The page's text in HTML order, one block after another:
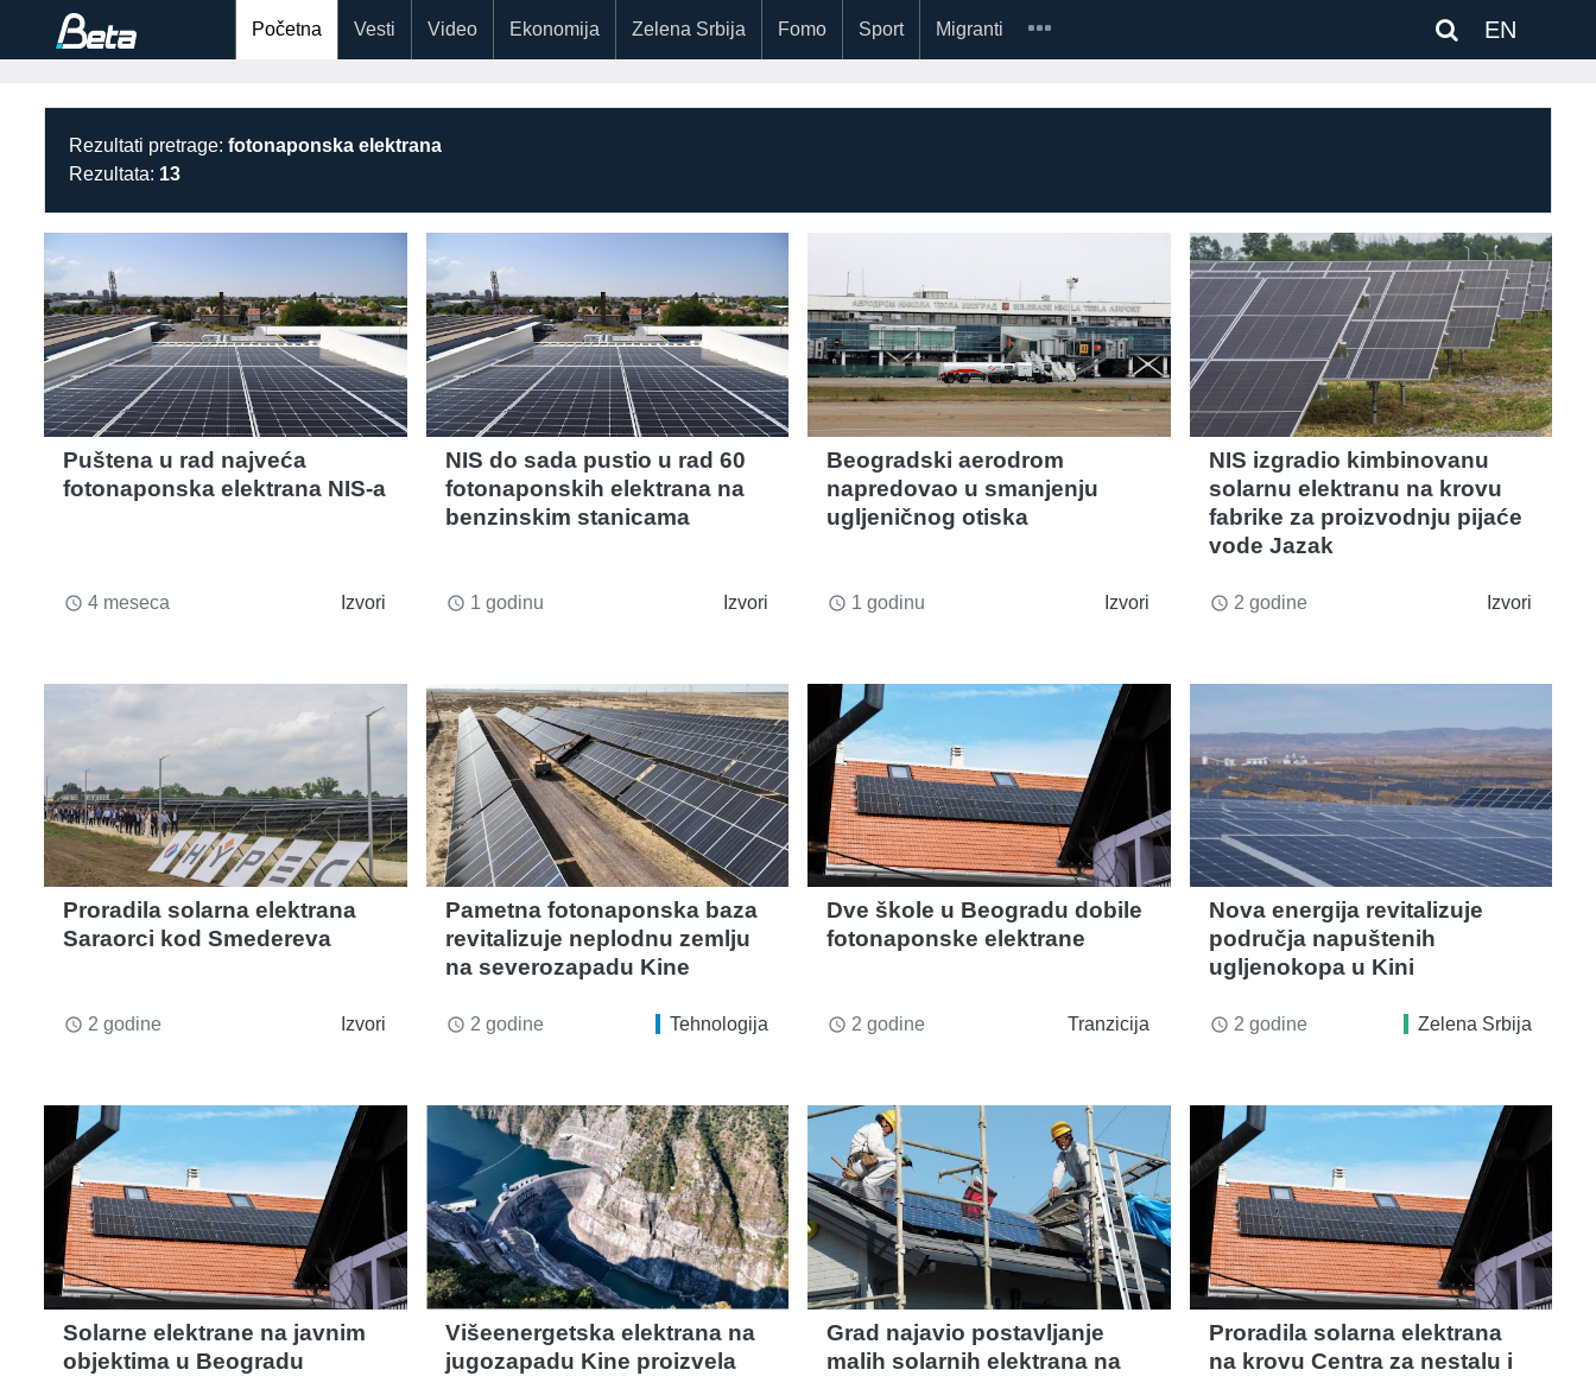
EN
Početna Vesti Video Ekonomija Zelena Srbija Fomo Sport Migranti
Rezultati pretrage: fotonaponska elektrana
Rezultata: 13
Puštena u rad najveća
fotonaponska elektrana NIS-a
access_time 4 meseca Izvori
NIS do sada pustio u rad 60
fotonaponskih elektrana na
benzinskim stanicama
access_time 1 godinu Izvori
Beogradski aerodrom
napredovao u smanjenju
ugljeničnog otiska
access_time 1 godinu Izvori
NIS izgradio kimbinovanu
solarnu elektranu na krovu
fabrike za proizvodnju pijaće
vode Jazak
access_time 2 godine Izvori
Proradila solarna elektrana
Saraorci kod Smedereva
access_time 2 godine Izvori
Pametna fotonaponska baza
revitalizuje neplodnu zemlju
na severozapadu Kine
access_time 2 godine Tehnologija
Dve škole u Beogradu dobile
fotonaponske elektrane
access_time 2 godine Tranzicija
Nova energija revitalizuje
područja napuštenih
ugljenokopa u Kini
access_time 2 godine Zelena Srbija
Solarne elektrane na javnim
objektima u Beogradu
Višeenergetska elektrana na
jugozapadu Kine proizvela
Grad najavio postavljanje
malih solarnih elektrana na
Proradila solarna elektrana
na krovu Centra za nestalu i